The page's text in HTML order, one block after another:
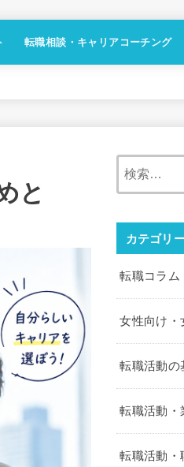
転職相談・キャリアコーチング
と
カテゴリ
転職コラム
女性向け・
転職活動の
転職活動・
転職活動・